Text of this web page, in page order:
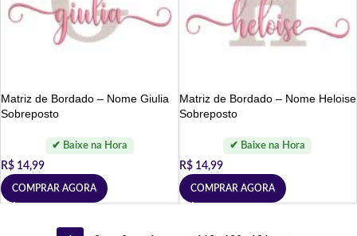
Matriz de Bordado – Nome Giulia
Sobreposto
R$ 14,99
COMPRAR AGORA
Matriz de Bordado – Nome Heloise
Sobreposto
R$14,99
COMPRAR AGORA